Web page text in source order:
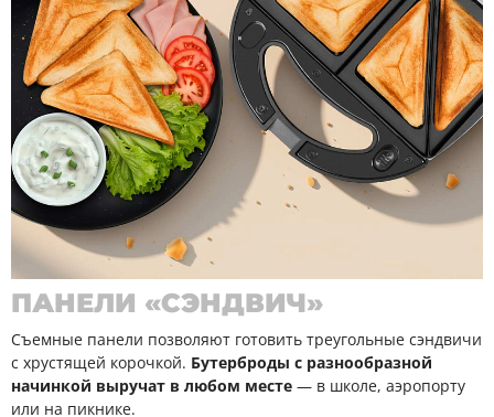
ПАНЕЛИ «СЭНДВИЧ»
Съемные панели позволяют готовить треугольные сэндвичи
с хрустящей корочкой. Бутерброды с разнообразной
начинкой выручат в любом месте — в школе, аэропорту
или на пикнике.